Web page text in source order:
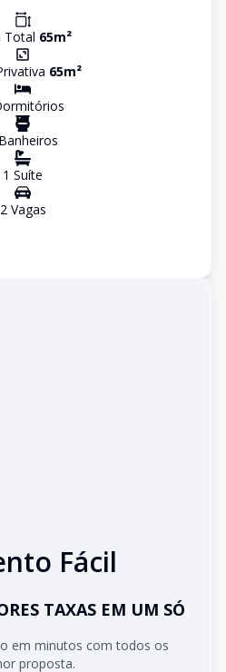
Total 65m²
65m²
s
Banheiros
1 Suíte
2Vagas
Fácil
TAXAS EM UM SÓ
em minutos com todos os
proposta.